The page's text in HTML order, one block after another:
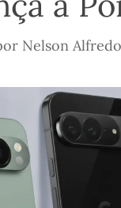
Nelson Alfredo